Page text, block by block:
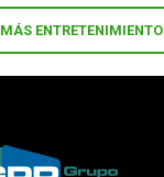
MÁS ENTRETENIMIENTO